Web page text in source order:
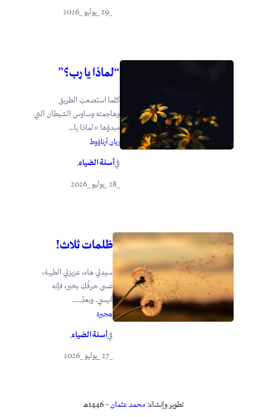
“لماذا يا رب؟”
كلما استصعبَ الطريق
وهاجمته وساوس الشيطان التي
مبدؤها «لماذا يا...
ريان أرناؤوط
فيأسنة الضياء.
ظلمات ثلاث!
سيدتي هاء، عزيزتي الطيبة،
عسى حرفُكِ بخير، فإنه
أنيسي. وبعدُ.....
هجيرة
فيأسنة الضياء.
تطوير وإنشاء: محمد عثمان– 1446هـ